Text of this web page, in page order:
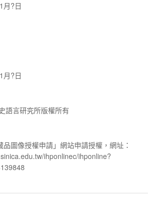
月?日
月?日
語言研究所版權所有
圖像授權申請」網站申請授權，網址：
ihponlinec/ihponline?